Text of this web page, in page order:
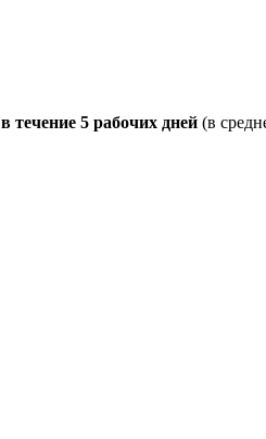
в течение 5 рабочих дней (в